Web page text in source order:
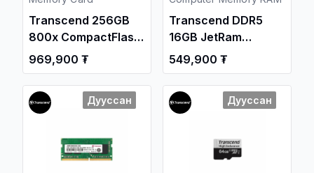
Transcend 256GB
800x CompactFlash
Memory Card UDMA
/TS256GCF800/
969,900 ₮
Transcend DDR5
16GB JetRam
4800MHz SODIMM
Notebook Memory
/JM4800ASE-16G/
549,900 ₮
Дууссан Дууссан